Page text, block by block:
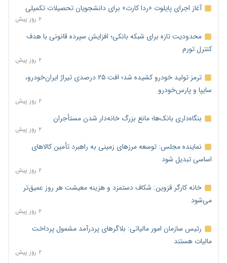
آغاز اجرای پایلوت «ردا کارت» برای دانشجویان تحصیلات تکمیلی
۲ روز پیش
محدودیت تازه برای شبکه بانکی؛ افزایش سپرده قانونی با هدف
کنترل تورم
۲ روز پیش
ترمز تولید خودرو کشیده شد؛ افت ۲۵ درصدی تیراژ ایران‌خودرو،
سایپا و پارس‌خودرو
۲ روز پیش
بنگاه‌داری بانک‌ها؛ مانع بزرگ خانه‌دار شدن مستأجران
۲ روز پیش
نماینده مجلس: توسعه مرزهای زمینی به راهبرد تأمین کالاهای
اساسی تبدیل شود
۲ روز پیش
خانه کارگر قزوین: شکاف دستمزد و هزینه معیشت هر روز عمیق‌تر
می‌شود
۲ روز پیش
رئیس سازمان امور مالیاتی: بلاگرهای پردرآمد مشمول پرداخت
مالیات هستند
۲ روز پیش